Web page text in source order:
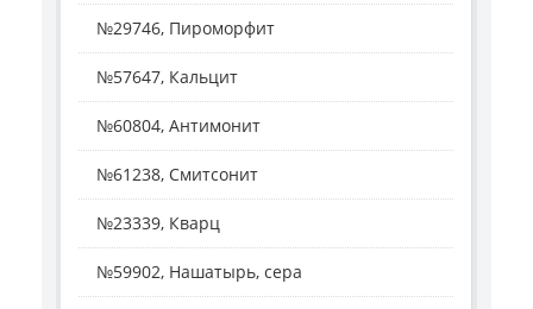
№29746, Пироморфит
№57647, Кальцит
№60804, Антимонит
№61238, Смитсонит
№23339, Кварц
№59902, Нашатырь, сера